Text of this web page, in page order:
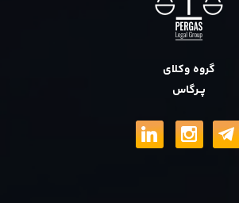
گروه وکلای
پــرگاس